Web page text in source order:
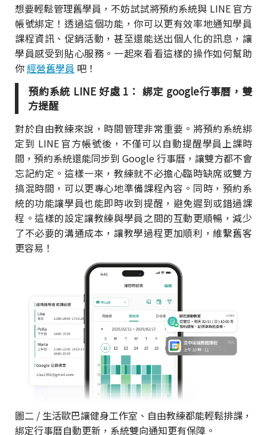
想要輕鬆管理舊學員，不妨試試將預約系統與 LINE 官方
帳號綁定！透過這個功能，你可以更有效率地通知學員
課程資訊、促銷活動，甚至還能送出個人化的訊息，讓
學員感受到貼心服務。一起來看看這樣的操作如何幫助
你經營舊學員 吧！
預約系統 LINE 好處 1： 綁定 google行事曆，雙
方提醒
對於自由教練來說，時間管理非常重要。將預約系統綁
定到 LINE 官方帳號後，不僅可以自動提醒學員上課時
間，預約系統還能同步到 Google 行事曆，讓雙方都不會
忘記約定。這樣一來，教練就不必擔心臨時缺席或雙方
搞混時間，可以更專心地準備課程內容。同時，預約系
統的功能讓學員也能即時收到提醒，避免遲到或錯過課
程。這樣的設定讓教練與學員之間的互動更順暢，減少
了不必要的溝通成本，讓教學過程更加順利，維繫舊客
更容易！
圖二 / 生活歐巴讓健身工作室、自由教練都能輕鬆排課，
綁定行事曆自動更新，系統雙向通知更有保障。